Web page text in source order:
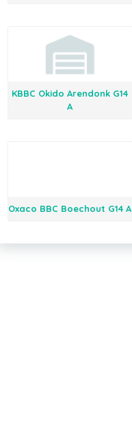
KBBC Okido Arendonk G14
A
Oxaco BBC Boechout G14 A